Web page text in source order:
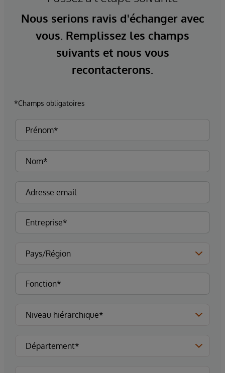
Nous serions ravis d'échanger avec
vous. Remplissez les champs
suivants et nous vous
recontacterons.
*Champs obligatoires